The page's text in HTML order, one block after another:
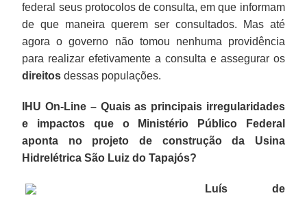
federal seus protocolos de consulta, em que informam
de que maneira querem ser consultados. Mas até
agora o governo não tomou nenhuma providência
para realizar efetivamente a consulta e assegurar os
direitos dessas populações.
IHU On-Line – Quais as principais irregularidades
e impactos que o Ministério Público Federal
aponta no projeto de construção da Usina
Hidrelétrica São Luiz do Tapajós?
Luís de